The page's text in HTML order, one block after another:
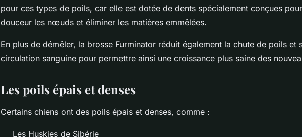
pour ces types de poils, car elle est dotée de dents spécialement conçues
douceur les nœuds et éliminer les matières emmêlées.
En plus de démêler, la brosse Furminator réduit également la chute de poils et
circulation sanguine pour permettre ainsi une croissance plus saine des
Les poils épais et denses
Certains chiens ont des poils épais et denses, comme :
Les Huskies de Sibérie